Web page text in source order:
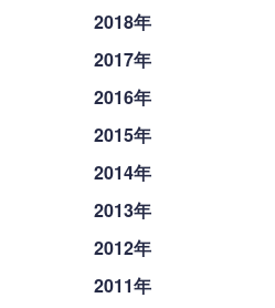
2018年
2017年
2016年
2015年
2014年
2013年
2012年
2011年